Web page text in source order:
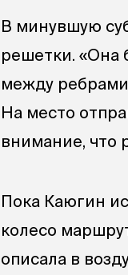
В минувшую
решетки. «Она
между
На место
внимание, что
Пока Каюгин
колесо
описала в